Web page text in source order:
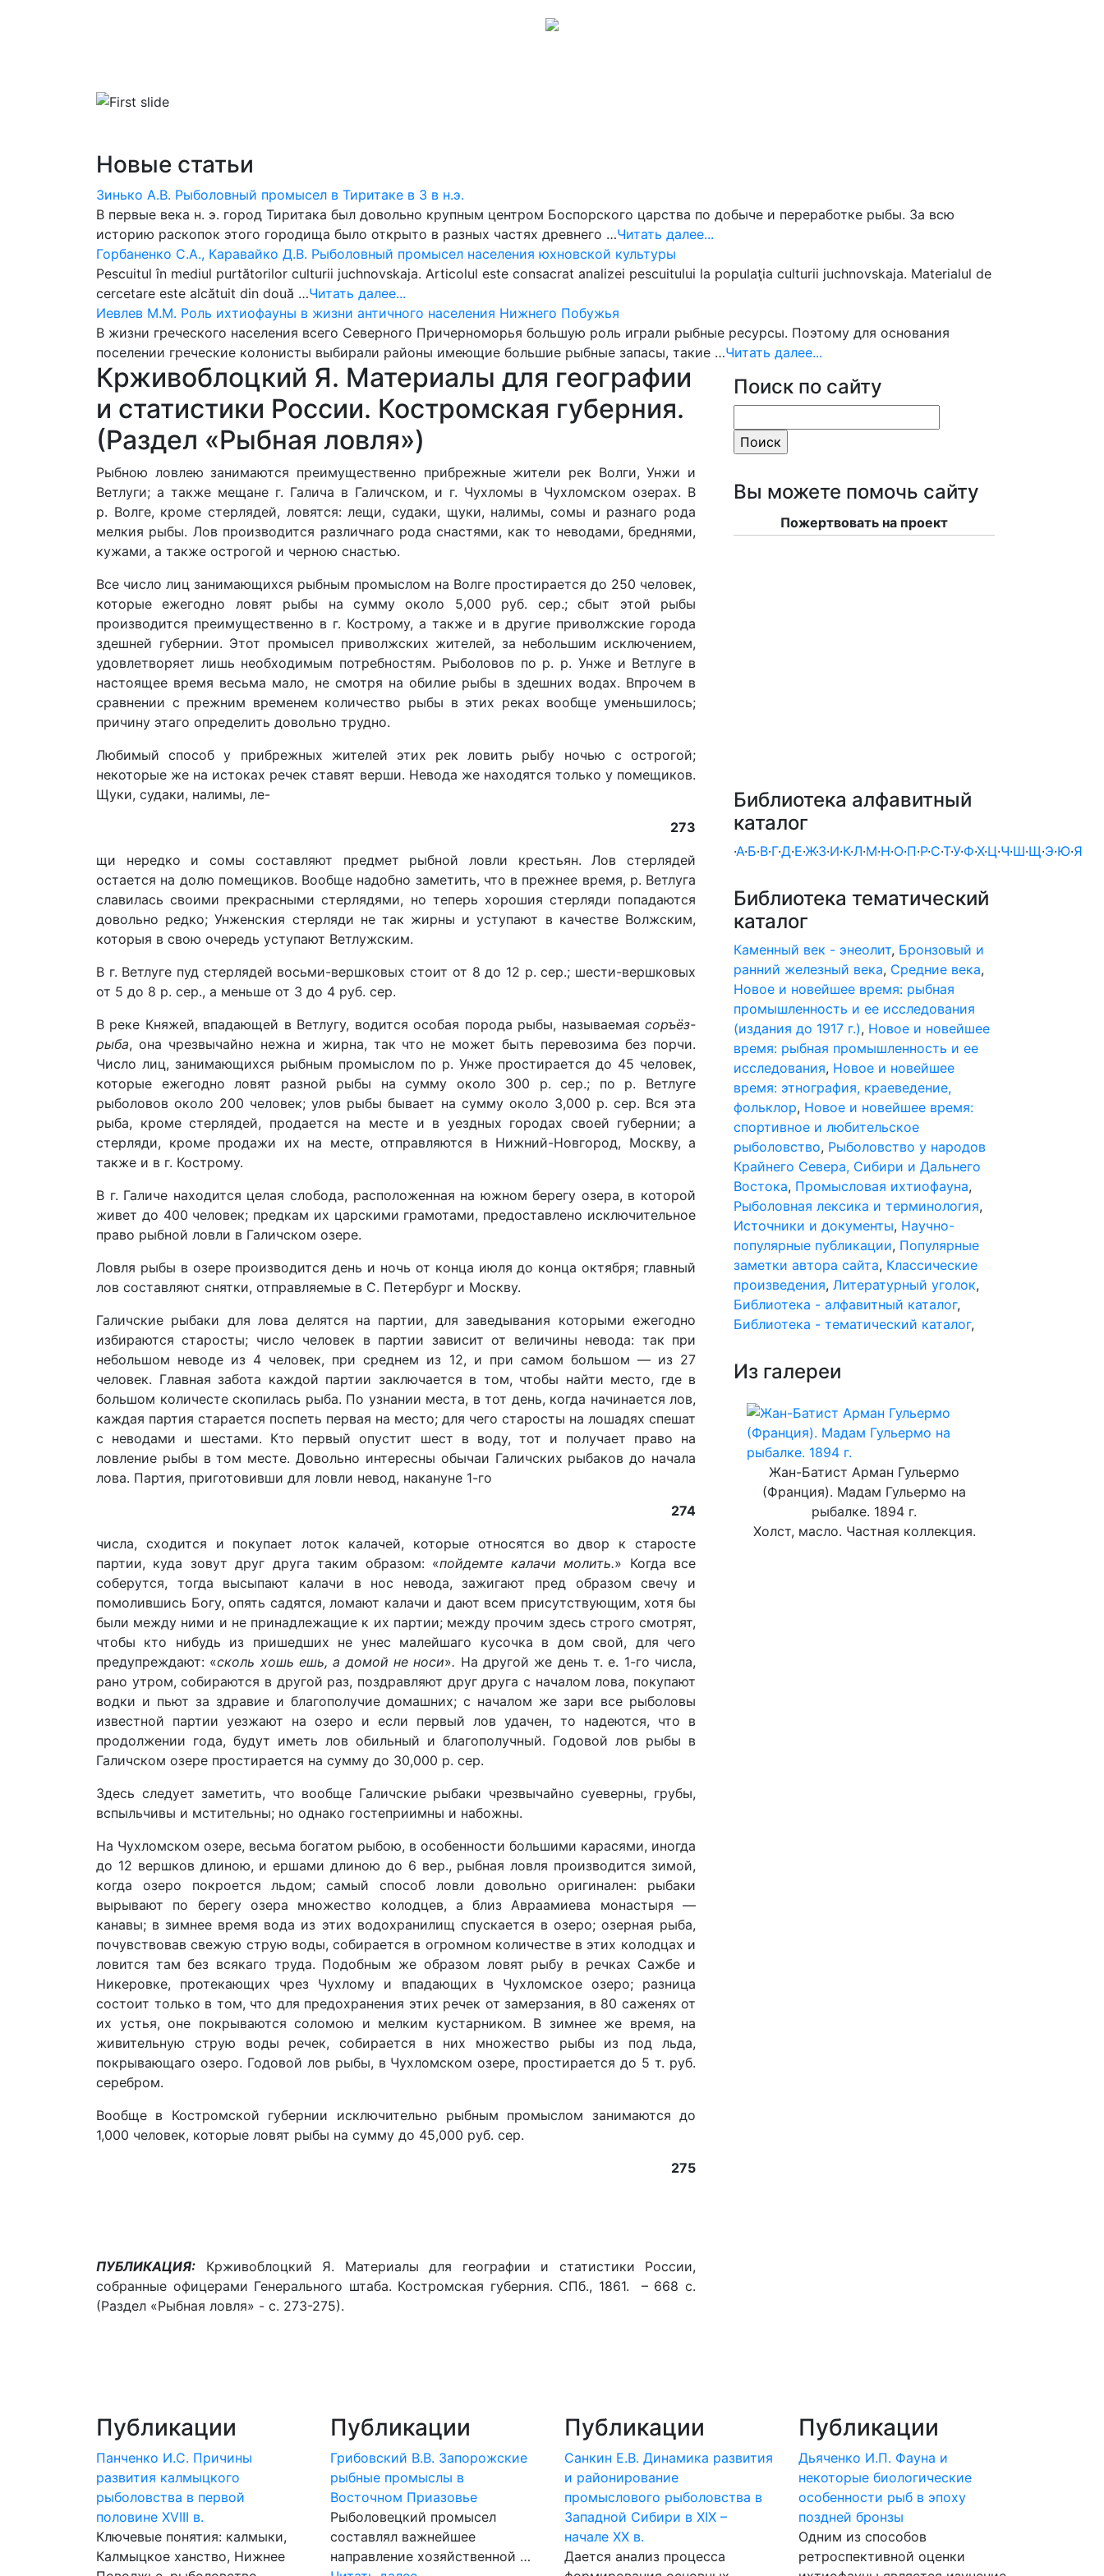
Новые статьи
Зинько А.В. Рыболовный промысел в Тиритаке в 3 в н.э.
В первые века н. э. город Тиритака был довольно крупным центром Боспор­ского царства по добыче и переработке рыбы. За всю
историю раскопок этого городища было открыто в разных частях древнего …Читать далее...
Горбаненко С.А., Каравайко Д.В. Рыболовный промысел населения юхновской культуры
Pescuitul în mediul purtătorilor culturii juchnovskaja. Articolul este consacrat analizei pescuitului la populaţia culturii juchnovskaja. Materialul de
cercetare este alcătuit din două …Читать далее...
Иевлев М.М. Роль ихтиофауны в жизни античного населения Нижнего Побужья
В жизни греческого населения всего Северного Причерноморья большую роль играли рыбные ресурсы. Поэтому для основания
поселении греческие колонисты выбирали районы имеющие большие рыбные запасы, такие …Читать далее...
Крживоблоцкий Я. Материалы для географии
и статистики России. Костромская губерния.
(Раздел «Рыбная ловля»)
Рыбною ловлею занимаются преимущественно прибрежные жители рек Волги, Унжи и
Ветлуги; а также мещане г. Галича в Галичском, и г. Чухломы в Чухломском озерах. В
р. Волге, кроме стерлядей, ловятся: лещи, судаки, щуки, налимы, сомы и разнаго рода
мелкия рыбы. Лов производится различнаго рода снастями, как то неводами, бреднями,
кужами, а также острогой и черною снастью.
Все число лиц занимающихся рыбным промыслом на Волге простирается до 250 человек,
которые ежегодно ловят рыбы на сумму около 5,000 руб. сер.; сбыт этой рыбы
производится преимущественно в г. Кострому, а также и в другие приволжские города
здешней губернии. Этот промысел приволжских жителей, за небольшим исключением,
удовлетворяет лишь необходимым потребностям. Рыболовов по р. р. Унже и Ветлуге в
настоящее время весьма мало, не смотря на обилие рыбы в здешних водах. Впрочем в
сравнении с прежним временем количество рыбы в этих реках вообще уменьшилось;
причину этаго определить довольно трудно.
Любимый способ у прибрежных жителей этих рек ловить рыбу ночью с острогой;
некоторые же на истоках речек ставят верши. Невода же находятся только у помещиков.
Щуки, судаки, налимы, ле-
273
щи нередко и сомы составляют предмет рыбной ловли крестьян. Лов стерлядей
остается на долю помещиков. Вообще надобно заметить, что в прежнее время, р. Ветлуга
славилась своими прекрасными стерлядями, но теперь хорошия стерляди попадаются
довольно редко; Унженския стерляди не так жирны и уступают в качестве Волжским,
которыя в свою очередь уступают Ветлужским.
В г. Ветлуге пуд стерлядей восьми-вершковых стоит от 8 до 12 р. сер.; шести-вершковых
от 5 до 8 р. сер., а меньше от 3 до 4 руб. сер.
В реке Княжей, впадающей в Ветлугу, водится особая порода рыбы, называемая соръёз-
рыба, она чрезвычайно нежна и жирна, так что не может быть перевозима без порчи.
Число лиц, занимающихся рыбным промыслом по р. Унже простирается до 45 человек,
которые ежегодно ловят разной рыбы на сумму около 300 р. сер.; по р. Ветлуге
рыболовов около 200 человек; улов рыбы бывает на сумму около 3,000 р. сер. Вся эта
рыба, кроме стерлядей, продается на месте и в уездных городах своей губернии; а
стерляди, кроме продажи их на месте, отправляются в Нижний-Новгород, Москву, а
также и в г. Кострому.
В г. Галиче находится целая слобода, расположенная на южном берегу озера, в которой
живет до 400 человек; предкам их царскими грамотами, предоставлено исключительное
право рыбной ловли в Галичском озере.
Ловля рыбы в озере производится день и ночь от конца июля до конца октября; главный
лов составляют снятки, отправляемые в С. Петербург и Москву.
Галичские рыбаки для лова делятся на партии, для заведывания которыми ежегодно
избираются старосты; число человек в партии зависит от величины невода: так при
небольшом неводе из 4 человек, при среднем из 12, и при самом большом — из 27
человек. Главная забота каждой партии заключается в том, чтобы найти место, где в
большом количесте скопилась рыба. По узнании места, в тот день, когда начинается лов,
каждая партия старается поспеть первая на место; для чего старосты на лошадях спешат
с неводами и шестами. Кто первый опустит шест в воду, тот и получает право на
ловление рыбы в том месте. Довольно интересны обычаи Галичских рыбаков до начала
лова. Партия, приготовивши для ловли невод, накануне 1-го
274
числа, сходится и покупает лоток калачей, которые относятся во двор к старосте
партии, куда зовут друг друга таким образом: «пойдемте калачи молить.» Когда все
соберутся, тогда высыпают калачи в нос невода, зажигают пред образом свечу и
помолившись Богу, опять садятся, ломают калачи и дают всем присутствующим, хотя бы
были между ними и не принадлежащие к их партии; между прочим здесь строго смотрят,
чтобы кто нибудь из пришедших не унес малейшаго кусочка в дом свой, для чего
предупреждают: «сколь хошьешь, а домой не носи». На другой же день т. е. 1-го числа,
рано утром, собираются в другой раз, поздравляют друг друга с началом лова, покупают
водки и пьют за здравие и благополучие домашних; с началом же зари все рыболовы
известной партии уезжают на озеро и если первый лов удачен, то надеются, что в
продолжении года, будут иметь лов обильный и благополучный. Годовой лов рыбы в
Галичском озере простирается на сумму до 30,000 р. сер.
Здесь следует заметить, что вообще Галичские рыбаки чрезвычайно суеверны, грубы,
вспыльчивы и мстительны; но однако гостеприимны и набожны.
На Чухломском озере, весьма богатом рыбою, в особенности большими карасями, иногда
до 12 вершков длиною, и ершами длиною до 6 вер., рыбная ловля производится зимой,
когда озеро покроется льдом; самый способ ловли довольно оригинален: рыбаки
вырывают по берегу озера множество колодцев, а близ Авраамиева монастыря —
канавы; в зимнее время вода из этих водохранилищ спускается в озеро; озерная рыба,
почувствовав свежую струю воды, собирается в огромном количестве в этих колодцах и
ловится там без всякаго труда. Подобным же образом ловят рыбу в речках Сажбе и
Никеровке, протекающих чрез Чухлому и впадающих в Чухломское озеро; разница
состоит только в том, что для предохранения этих речек от замерзания, в 80 саженях от
их устья, оне покрываются соломою и мелким кустарником. В зимнее же время, на
живительную струю воды речек, собирается в них множество рыбы из под льда,
покрывающаго озеро. Годовой лов рыбы, в Чухломском озере, простирается до 5 т. руб.
серебром.
Вообще в Костромской губернии исключительно рыбным промыслом занимаются до
1,000 человек, которые ловят рыбы на сумму до 45,000 руб. сер.
275
ПУБЛИКАЦИЯ: Крживоблоцкий Я. Материалы для географии и статистики России,
собранные офицерами Генерального штаба. Костромская губерния. СПб., 1861. – 668 с.
(Раздел «Рыбная ловля» - с. 273-275).
Поиск по сайту
Вы можете помочь сайту
Пожертвовать на проект
Библиотека алфавитный
каталог
·А·Б·В·Г·Д·Е·Ж·З·И·К·Л·М·Н·О·П·Р·С·Т·У·Ф·Х·Ц·Ч·Ш·Щ·Э·Ю·Я
Библиотека тематический
каталог
Каменный век - энеолит, Бронзовый и
ранний железный века, Средние века,
Новое и новейшее время: рыбная
промышленность и ее исследования
(издания до 1917 г.), Новое и новейшее
время: рыбная промышленность и ее
исследования, Новое и новейшее
время: этнография, краеведение,
фольклор, Новое и новейшее время:
спортивное и любительское
рыболовство, Рыболовство у народов
Крайнего Севера, Сибири и Дальнего
Востока, Промысловая ихтиофауна,
Рыболовная лексика и терминология,
Источники и документы, Научно-
популярные публикации, Популярные
заметки автора сайта, Классические
произведения, Литературный уголок,
Библиотека - алфавитный каталог,
Библиотека - тематический каталог,
Из галереи
Жан-Батист Арман Гульермо
(Франция). Мадам Гульермо на
рыбалке. 1894 г.
Холст, масло. Частная коллекция.
Публикации
Панченко И.С. Причины
развития калмыцкого
рыболовства в первой
половине XVIII в.
Ключевые понятия: калмыки,
Калмыцкое ханство, Нижнее
Публикации
Грибовский В.В. Запорожские
рыбные промыслы в
Восточном Приазовье
Рыболовецкий промысел
составлял важнейшее
направление хозяйственной …
Публикации
Санкин Е.В. Динамика развития
и районирование
промыслового рыболовства в
Западной Сибири в XIX –
начале XX в.
Дается анализ процесса
Публикации
Дьяченко И.П. Фауна и
некоторые биологические
особенности рыб в эпоху
поздней бронзы
Одним из способов
ретроспективной оценки